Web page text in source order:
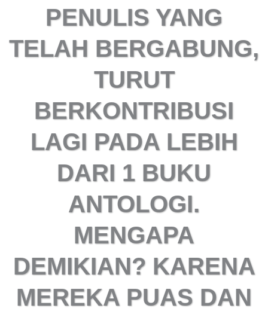
PENULIS YANG
TELAH BERGABUNG,
TURUT
BERKONTRIBUSI
LAGI PADA LEBIH
DARI 1 BUKU
ANTOLOGI.
MENGAPA
DEMIKIAN? KARENA
MEREKA PUAS DAN